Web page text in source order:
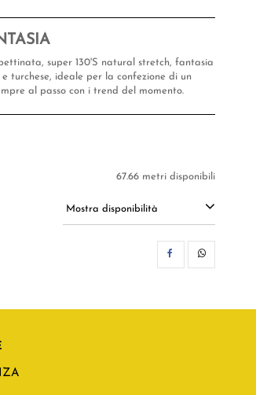
super 130'S natural stretch, fantasia
turchese, ideale per la confezione di un
al passo con i trend del momento.
67.66 metri disponibili
Mostra disponibilità
CONDIVIDI